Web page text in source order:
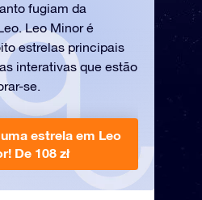
fugiam da
Leo Minor é
estrelas principais
interativas que estão
se.
estrela em Leo
De 108 zł